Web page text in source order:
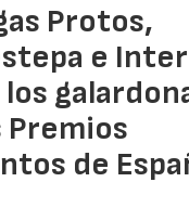
Protos,
e
Premios
de